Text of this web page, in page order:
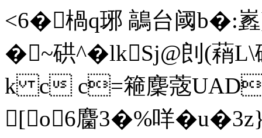
<6�楇q琊 鶮台阈
�~硔^�lkSj@剆(蕱
k c c=篐麇蔲
[o6麕3�%咩�u�3z}